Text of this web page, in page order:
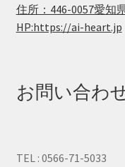
住所：446-0057愛知
HP:https://ai-heart.jp
お問い合わ
TEL : 0566-71-5033